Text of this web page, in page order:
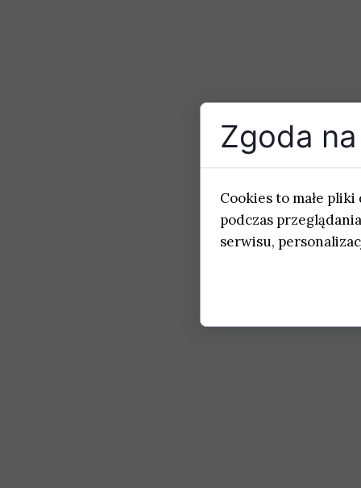
Zgoda
Cookies to małe
podczas
serwisu,